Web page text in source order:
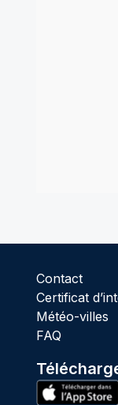
Contact
Certificat
Météo-villes
FAQ